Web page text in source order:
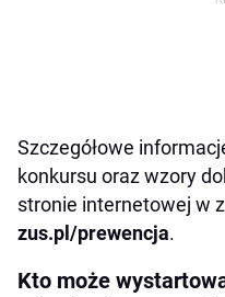
Szczegółowe
konkursu oraz wzory
stronie internetowej w
zus.pl/prewencja.
Kto może